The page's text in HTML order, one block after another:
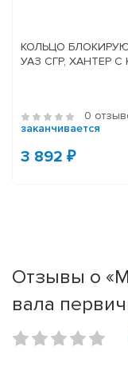
КОЛЬЦО
УАЗ СГР, ХАНТЕР С
0
заканчивается
3 892 ₽
Отзывы о
вала